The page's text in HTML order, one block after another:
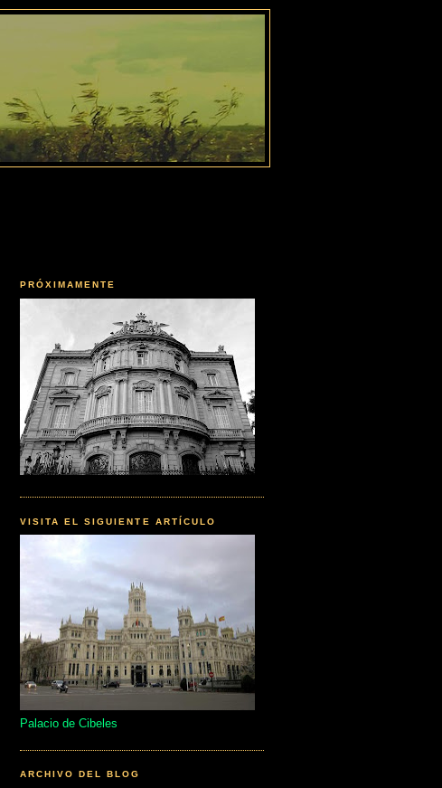
PRÓXIMAMENTE
VISITA EL SIGUIENTE ARTÍCULO
Palacio de Cibeles
ARCHIVO DEL BLOG